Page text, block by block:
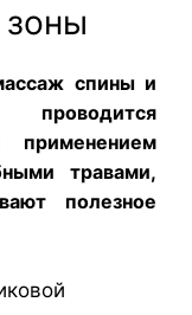
спины и
проводится
травами,
полезное